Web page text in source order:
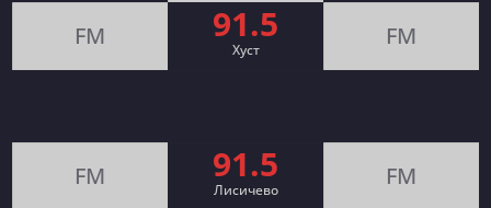
FM 91.5
Хуст FM
FM 91.5
Лисичево FM